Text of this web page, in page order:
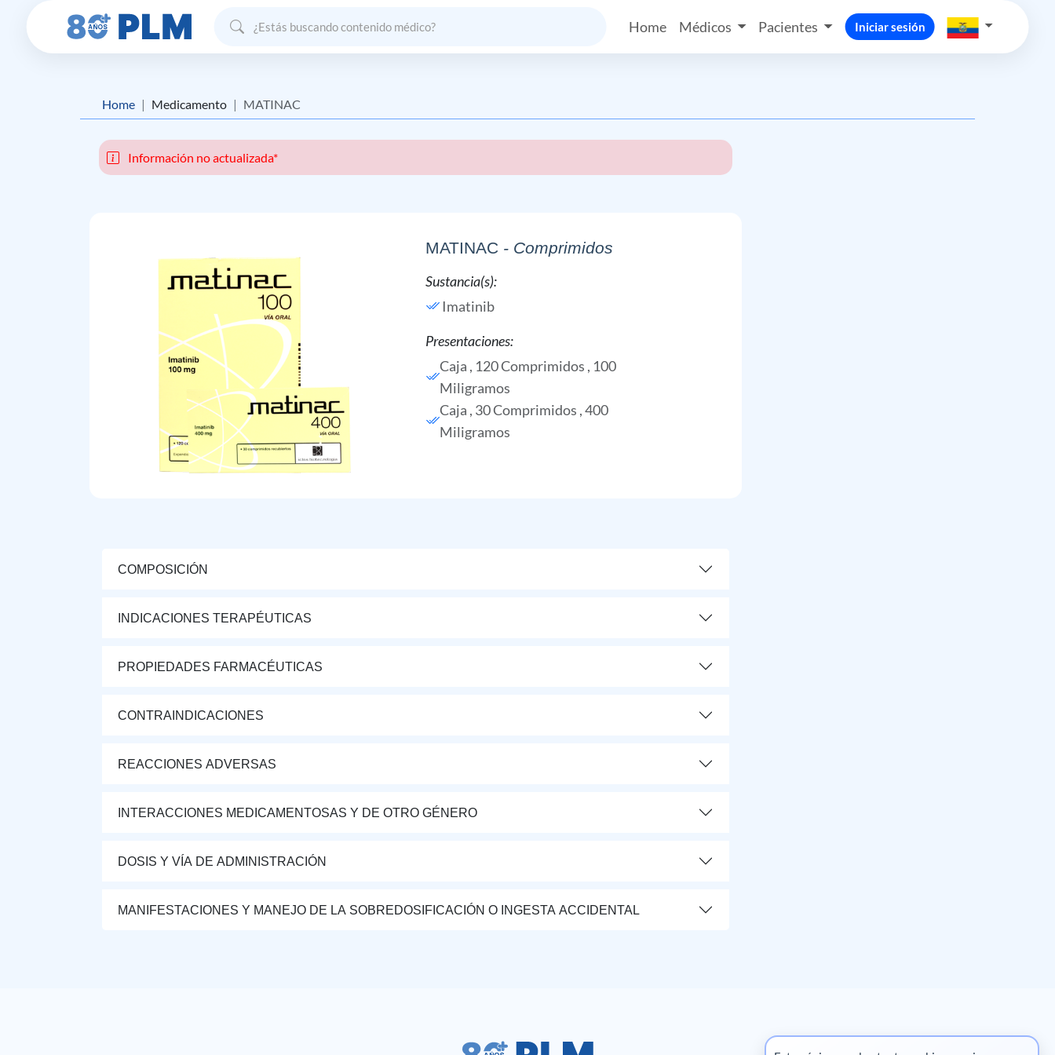
Home Médicos Pacientes Iniciar sesión
Home Medicamento MATINAC
Información no actualizada*
MATINAC - Comprimidos
Sustancia(s):
Imatinib
Presentaciones:
Caja , 120 Comprimidos , 100
Miligramos
Caja , 30 Comprimidos , 400
Miligramos
COMPOSICIÓN
INDICACIONES TERAPÉUTICAS
PROPIEDADES FARMACÉUTICAS
CONTRAINDICACIONES
REACCIONES ADVERSAS
INTERACCIONES MEDICAMENTOSAS Y DE OTRO GÉNERO
DOSIS Y VÍA DE ADMINISTRACIÓN
MANIFESTACIONES Y MANEJO DE LA SOBREDOSIFICACIÓN O INGESTA ACCIDENTAL